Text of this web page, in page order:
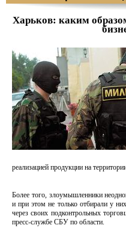
Харьков: каким
реализацией продукции на
Более того, злоумышленники
и при этом не только отбирали у
через своих подконтрольных
пресс-службе СБУ по области.